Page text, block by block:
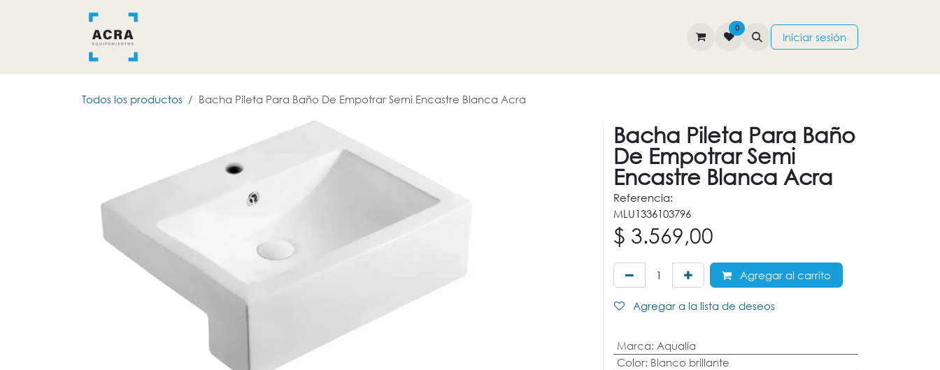
CONTÁCTENOS
0
Iniciar sesión
Todos los productos Bacha Pileta Para Baño De Empotrar Semi Encastre Blanca Acra
Bacha Pileta Para Baño
De Empotrar Semi
Encastre Blanca Acra
Referencia:
MLU1336103796
$ 3.569,00
Agregar al carrito
Agregar a la lista de deseos
Marca: Aqualía
Color: Blanco brillante